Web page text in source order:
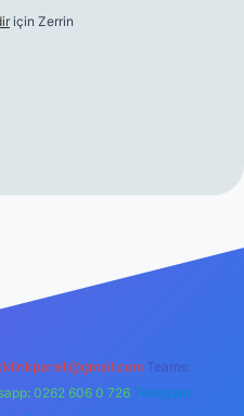
için Zerrin
Teams:
0262 606 0 726 Telegram: